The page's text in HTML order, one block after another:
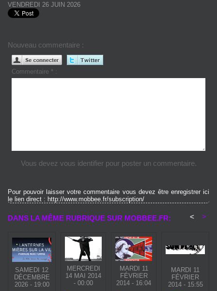
VENDREDI 26 JUIN 2026
Nouveau commentaire :
Commentaire * :
Vous devez vous identifier pour poster un commentaire.
Pour pouvoir laisser votre commentaire vous devez être enregistrer ici
le lien direct : http://www.mobbee.fr/subscription/
DANS LA MÊME RUBRIQUE SUR MOBBEE.FR: < >
SAMEDI 12
DÉCEMBRE
2026 - 19:00
MERCREDI
14 MAI 2014
- 00:00
MARDI 11
FÉVRIER
2014 - 16:04
MARDI 11
FÉVRIER
2014 - 15:55